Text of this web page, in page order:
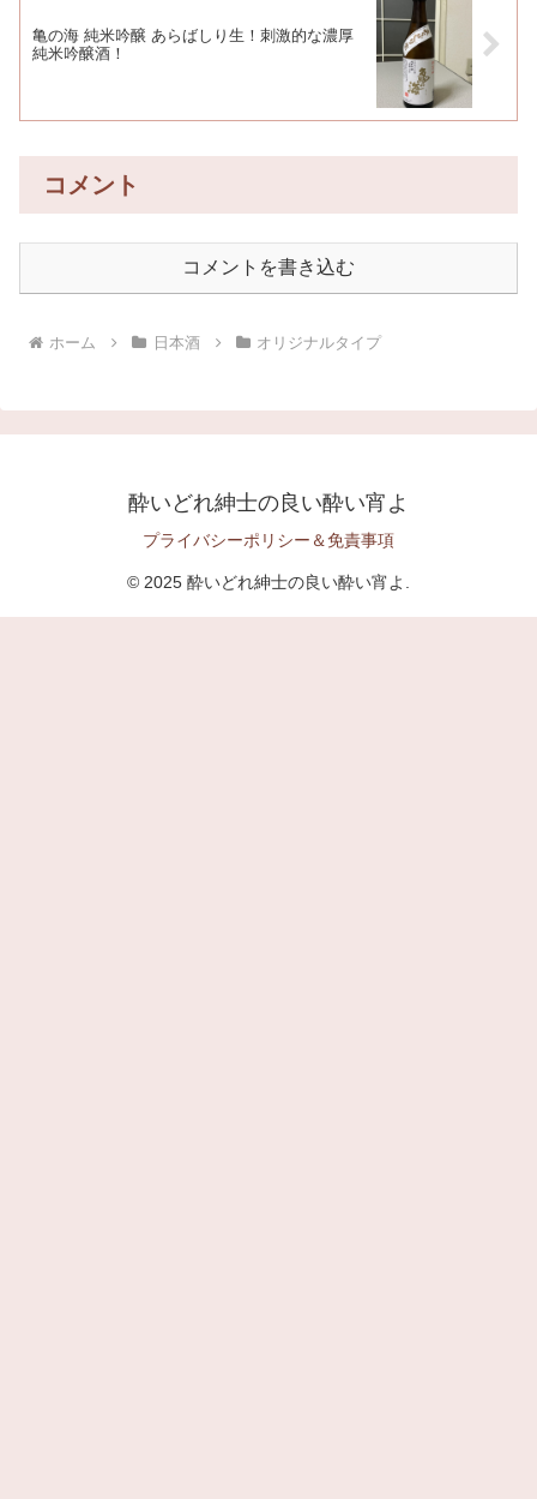
亀の海 純米吟醸 あらばしり生！刺激的な濃厚
純米吟醸酒！
コメント
コメントを書き込む
ホーム 日本酒 オリジナルタイプ
酔いどれ紳士の良い酔い宵よ
プライバシーポリシー＆免責事項
© 2025 酔いどれ紳士の良い酔い宵よ.